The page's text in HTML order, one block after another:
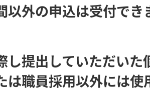
外の申込は受付でき
提出していただいた
は職員採用以外には使